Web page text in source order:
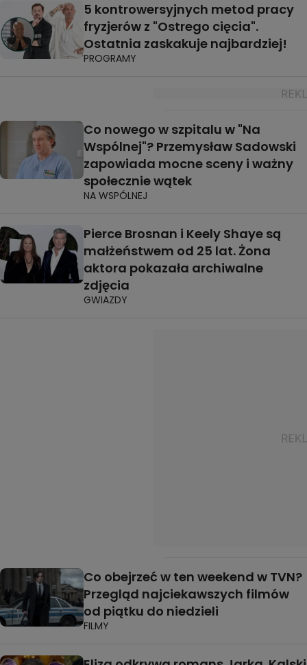
5 kontrowersyjnych metod pracy
fryzjerów z "Ostrego cięcia".
Ostatnia zaskakuje najbardziej!
PROGRAMY
Co nowego w szpitalu w "Na
Wspólnej"? Przemysław Sadowski
zapowiada mocne sceny i ważny
społecznie wątek
NA WSPÓLNEJ
Pierce Brosnan i Keely Shaye są
małżeństwem od 25 lat. Żona
aktora pokazała archiwalne
zdjęcia
GWIAZDY
Co obejrzeć w ten weekend w TVN?
Przegląd najciekawszych filmów
od piątku do niedzieli
FILMY